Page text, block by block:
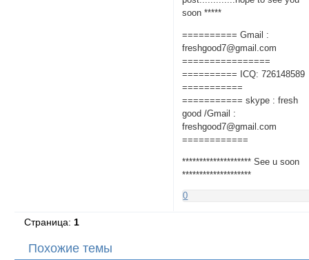
soon *****
========== Gmail :
freshgood7@gmail.com
================
========== ICQ: 726148589
===========
=========== skype : fresh
good /Gmail :
freshgood7@gmail.com
============
******************** See u soon
********************
0
Страница: 1
Похожие темы